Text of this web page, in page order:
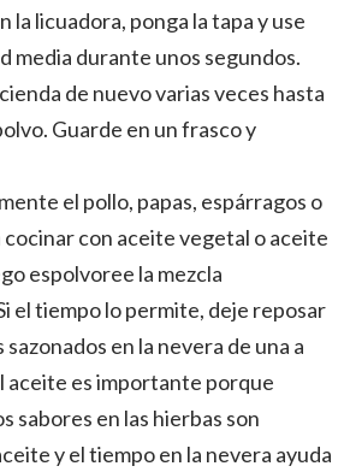
la licuadora, ponga la tapa y use
media durante unos segundos.
de nuevo varias veces hasta
Guarde en un frasco y
el pollo, papas, espárragos o
cocinar con aceite vegetal o aceite
espolvoree la mezcla
el tiempo lo permite, deje reposar
en la nevera de una a
aceite es importante porque
sabores en las hierbas son
y el tiempo en la nevera ayuda